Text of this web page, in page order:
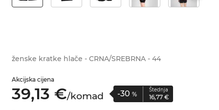
ženske kratke hlače - CRNA/SREBRNA - 44
Akcijska cijena
39,13 €/komad -30 %
Štednja
16,77 €